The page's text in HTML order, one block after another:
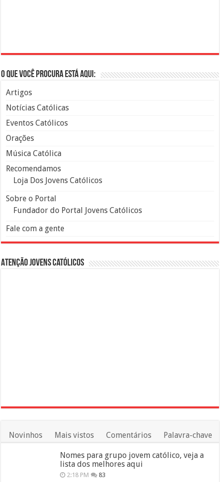
O que você procura está aqui:
Artigos
Notícias Católicas
Eventos Católicos
Orações
Música Católica
Recomendamos
Loja Dos Jovens Católicos
Sobre o Portal
Fundador do Portal Jovens Católicos
Fale com a gente
Atenção Jovens Católicos
Novinhos Mais vistos Comentários Palavra-chave
Nomes para grupo jovem católico, veja a
lista dos melhores aqui
2:18 PM 83